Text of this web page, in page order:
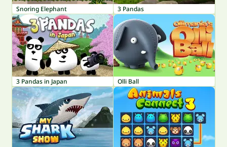
Snoring Elephant 3 Pandas
3 Pandas in Japan Olli Ball